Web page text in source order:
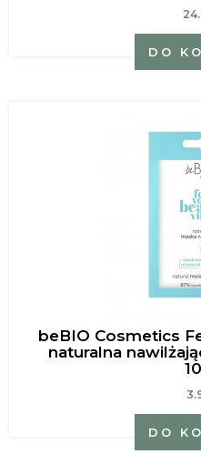
DO
beBIO Cosmetics
naturalna
DO